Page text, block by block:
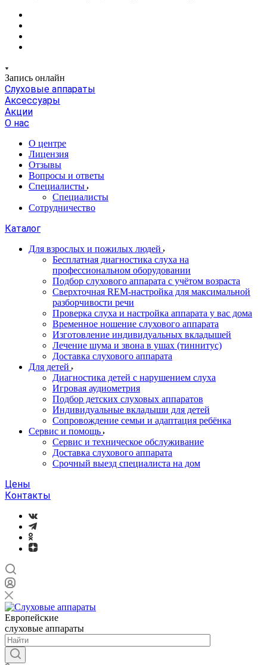
Запись онлайн
Слуховые аппараты
Аксессуары
Акции
О нас
О центре
Лицензия
Отзывы
Вопросы и ответы
Специалисты
Специалисты
Сотрудничество
Каталог
Для взрослых и пожилых людей
Бесплатная диагностика слуха на
профессиональном оборудовании
Подбор слухового аппарата с учётом возраста
Сверхточная REM-настройка для максимальной
разборчивости речи
Проверка слуха и настройка аппарата у вас дома
Временное ношение слухового аппарата
Изготовление индивидуальных вкладышей
Лечение шума и звона в ушах (тиннитус)
Доставка слухового аппарата
Для детей
Диагностика детей с нарушением слуха
Игровая аудиометрия
Подбор детских слуховых аппаратов
Индивидуальные вкладыши для детей
Сопровождение семьи и адаптация ребёнка
Сервис и помощь
Сервис и техническое обслуживание
Доставка слухового аппарата
Срочный выезд специалиста на дом
Цены
Контакты
Европейские
слуховые аппараты